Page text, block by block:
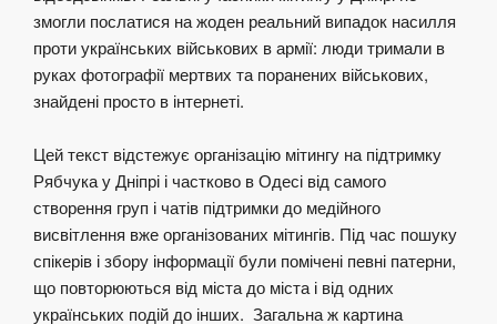
змогли послатися на жоден реальний випадок насилля
проти українських військових в армії: люди тримали в
руках фотографії мертвих та поранених військових,
знайдені просто в інтернеті.
Цей текст відстежує організацію мітингу на підтримку
Рябчука у Дніпрі і частково в Одесі від самого
створення груп і чатів підтримки до медійного
висвітлення вже організованих мітингів. Під час пошуку
спікерів і збору інформації були помічені певні патерни,
що повторюються від міста до міста і від одних
українських подій до інших. Загальна ж картина